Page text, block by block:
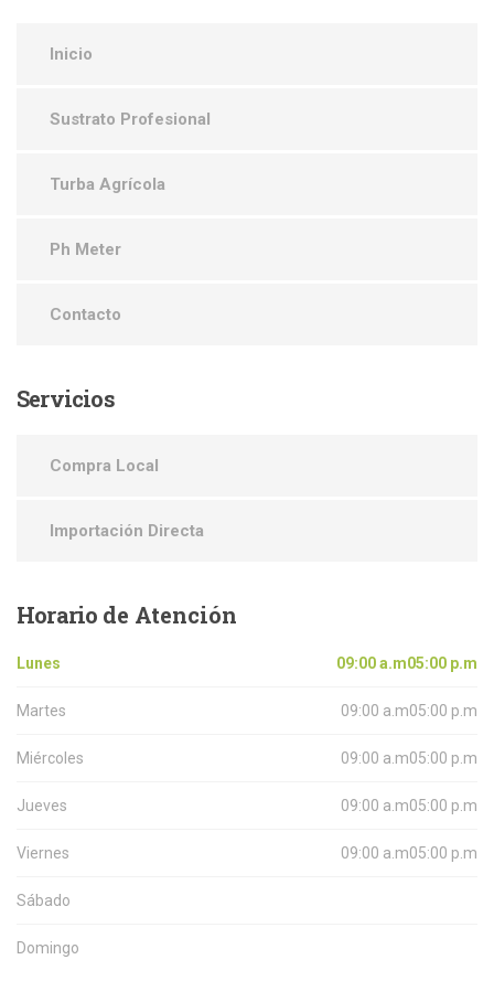
Inicio
Sustrato Profesional
Turba Agrícola
Ph Meter
Contacto
Servicios
Compra Local
Importación Directa
Horario de Atención
Lunes 09:00 a.m05:00 p.m
Martes 09:00 a.m05:00 p.m
Miércoles 09:00 a.m05:00 p.m
Jueves 09:00 a.m05:00 p.m
Viernes 09:00 a.m05:00 p.m
Sábado
Domingo